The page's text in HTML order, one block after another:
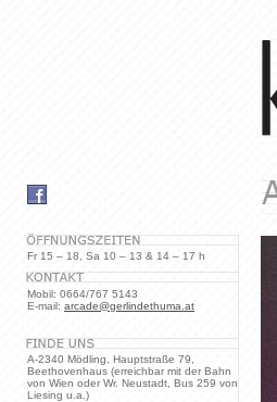
Fr 15 – 18, Sa 10 – 13 & 14 – 17 h
Mobil: 0664/767 5143
E-mail: arcade@gerlindethuma.at
A-2340 Mödling, Hauptstraße 79,
Beethovenhaus (erreichbar mit der Bahn
von Wien oder Wr. Neustadt, Bus 259 von
Liesing u.a.)